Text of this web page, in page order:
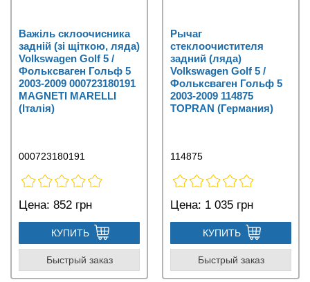
Важіль склоочисника
задній (зі щіткою, ляда)
Volkswagen Golf 5 /
Фольксваген Гольф 5
2003-2009 000723180191
MAGNETI MARELLI
(Італія)
000723180191
Цена: 852 грн
КУПИТЬ
Быстрый заказ
Рычаг
стеклоочистителя
задний (ляда)
Volkswagen Golf 5 /
Фольксваген Гольф 5
2003-2009 114875
TOPRAN (Германия)
114875
Цена: 1 035 грн
КУПИТЬ
Быстрый заказ